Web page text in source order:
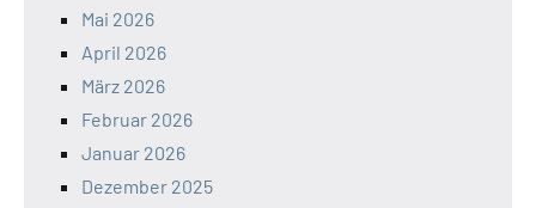
Mai 2026
April 2026
März 2026
Februar 2026
Januar 2026
Dezember 2025